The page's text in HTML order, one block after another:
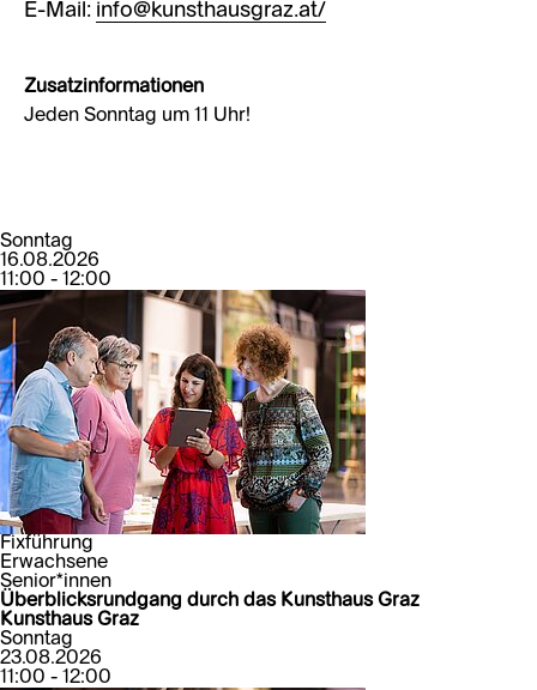
E-Mail: info@kunsthausgraz.at/
Zusatzinformationen
Jeden Sonntag um 11 Uhr!
Sonntag
16.08.2026
11:00 - 12:00
Fixführung
Erwachsene
Senior*innen
Überblicksrundgang durch das Kunsthaus Graz
Kunsthaus Graz
Sonntag
23.08.2026
11:00 - 12:00